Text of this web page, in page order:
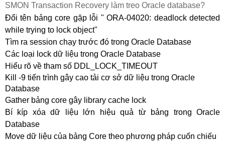
SMON Transaction Recovery làm treo Oracle database?
Đổi tên bảng core gặp lỗi " ORA-04020: deadlock detected
while trying to lock object"
Tìm ra session chạy trước đó trong Oracle Database
Các loại lock dữ liệu trong Oracle Database
Hiểu rõ về tham số DDL_LOCK_TIMEOUT
Kill -9 tiến trình gây cao tải cơ sở dữ liệu trong Oracle
Database
Gather bảng core gây library cache lock
Bí kíp xóa dữ liệu lớn hiệu quả từ bảng trong Oracle
Database
Move dữ liệu của bảng Core theo phương pháp cuốn chiếu